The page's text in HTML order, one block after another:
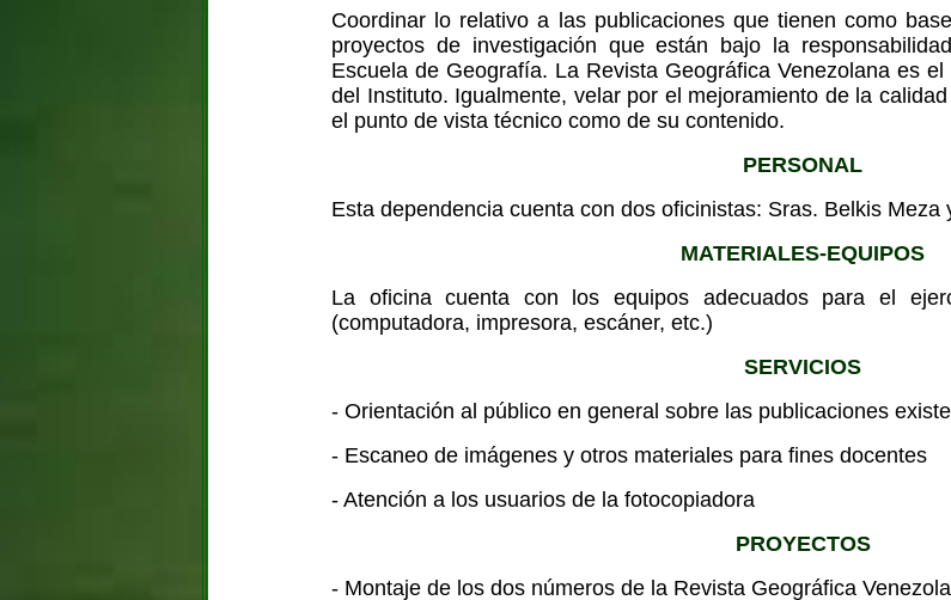
Coordinar lo relativo a las publicaciones que tienen como
proyectos de investigación que están bajo la
Escuela de Geografía. La Revista Geográfica Venezolana es
del Instituto. Igualmente, velar por el mejoramiento de la
el punto de vista técnico como de su contenido.
PERSONAL
Esta dependencia cuenta con dos oficinistas: Sras. Belkis Meza
MATERIALES-EQUIPOS
La oficina cuenta con los equipos adecuados para el
(computadora, impresora, escáner, etc.)
SERVICIOS
- Orientación al público en general sobre las publicaciones
- Escaneo de imágenes y otros materiales para fines docentes
- Atención a los usuarios de la fotocopiadora
PROYECTOS
- Montaje de los dos números de la Revista Geográfica